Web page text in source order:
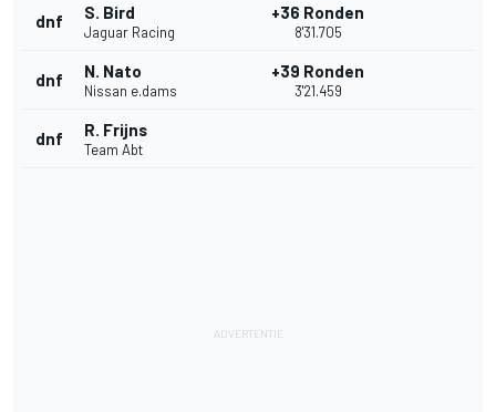
dnf S. Bird
Jaguar Racing
+36 Ronden
8'31.705
dnf N. Nato
Nissan e.dams
+39 Ronden
3'21.459
dnf R. Frijns
Team Abt